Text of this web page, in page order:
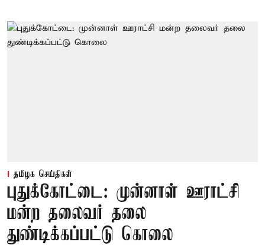
தமிழக செய்திகள்
புதுக்கோட்டை: முன்னாள் ஊராட்சி
மன்ற தலைவர் தலை
துண்டிக்கப்பட்டு கொலை